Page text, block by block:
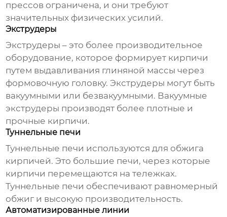
прессов ограничена, и они требуют
значительных физических усилий.
Экструдеры
Экструдеры – это более производительное
оборудование, которое формирует кирпичи
путем выдавливания глиняной массы через
формовочную головку. Экструдеры могут быть
вакуумными или безвакуумными. Вакуумные
экструдеры производят более плотные и
прочные кирпичи.
Туннельные печи
Туннельные печи используются для обжига
кирпичей. Это большие печи, через которые
кирпичи перемещаются на тележках.
Туннельные печи обеспечивают равномерный
обжиг и высокую производительность.
Автоматизированные линии